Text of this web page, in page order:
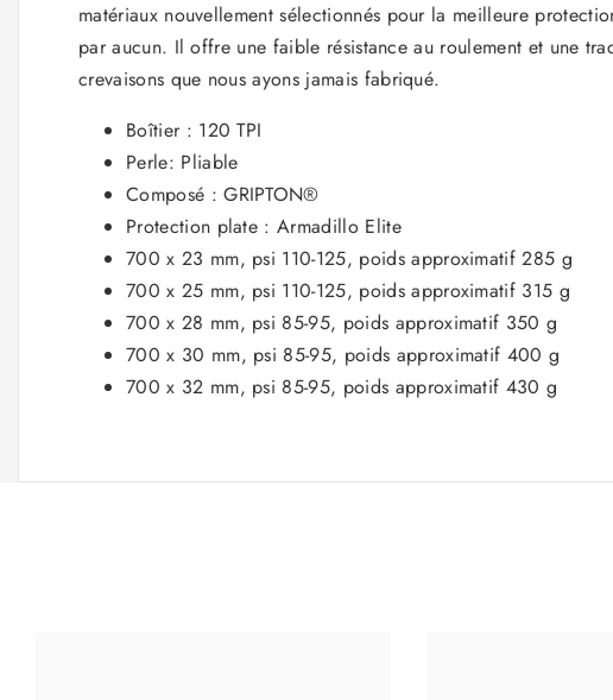
matériaux nouvellement sélectionnés pour la meilleure
par aucun. Il offre une faible résistance au roulement et une
crevaisons que nous ayons jamais fabriqué.
Boîtier : 120 TPI
Perle: Pliable
Composé : GRIPTON®
Protection plate : Armadillo Elite
700 x 23 mm, psi 110-125, poids approximatif 285 g
700 x 25 mm, psi 110-125, poids approximatif 315 g
700 x 28 mm, psi 85-95, poids approximatif 350 g
700 x 30 mm, psi 85-95, poids approximatif 400 g
700 x 32 mm, psi 85-95, poids approximatif 430 g